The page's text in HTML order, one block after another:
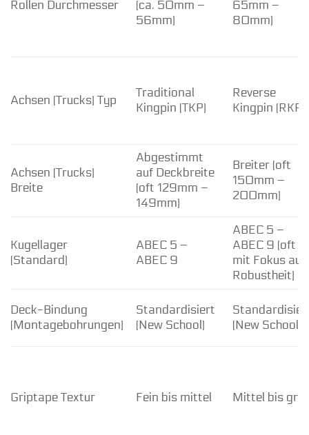
Rollen Durchmesser
(ca. 50mm –
56mm)
65mm –
80mm)
Achsen (Trucks) Typ
Traditional
Kingpin (TKP)
Reverse
Kingpin (RKP)
Achsen (Trucks)
Breite
Abgestimmt
auf Deckbreite
(oft 129mm –
149mm)
Breiter (oft
150mm –
200mm)
Kugellager
(Standard)
ABEC 5 –
ABEC 9
ABEC 5 –
ABEC 9 (oft
mit Fokus auf
Robustheit)
Deck-Bindung
(Montagebohrungen)
Standardisiert
(New School)
(New School)
Griptape Textur Fein bis mittel Mittel bis